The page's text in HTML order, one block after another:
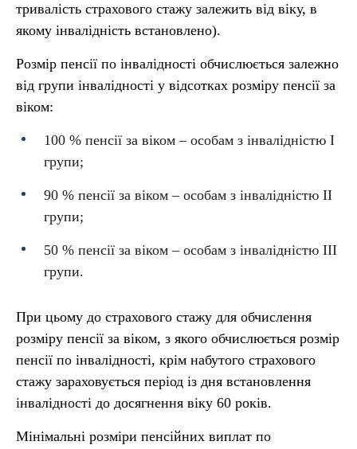
тривалість страхового стажу залежить від віку, в
якому інвалідність встановлено).
Розмір пенсії по інвалідності обчислюється залежно
від групи інвалідності у відсотках розміру пенсії за
віком:
100 % пенсії за віком – особам з інвалідністю I
групи;
90 % пенсії за віком – особам з інвалідністю II
групи;
50 % пенсії за віком – особам з інвалідністю III
групи.
При цьому до страхового стажу для обчислення
розміру пенсії за віком, з якого обчислюється розмір
пенсії по інвалідності, крім набутого страхового
стажу зараховується період із дня встановлення
інвалідності до досягнення віку 60 років.
Мінімальні розміри пенсійних виплат по